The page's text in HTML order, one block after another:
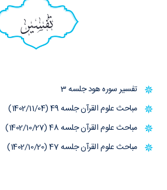
تفسیر
تفسیر سوره هود جلسه 3
مباحث علوم القرآن جلسه 49 (1402/11/04)
مباحث علوم القرآن جلسه 48 (1402/10/27)
مباحث علوم القرآن جلسه 47 (1402/10/20)